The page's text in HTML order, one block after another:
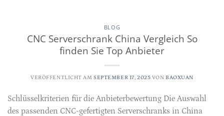
BLOG
CNC Serverschrank China Vergleich So
finden Sie Top Anbieter
VERÖFFENTLICHT AMSEPTEMBER 17, 2025 VON BAOXUAN
Schlüsselkriterien für die Anbieterbewertung Die Auswahl
des passenden CNC-gefertigten Serverschranks in China